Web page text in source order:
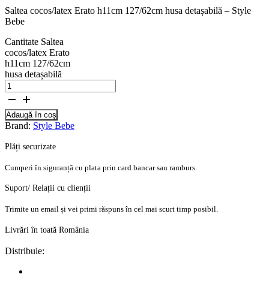
Saltea cocos/latex Erato h11cm 127/62cm husa detașabilă – Style
Bebe
Cantitate Saltea
cocos/latex Erato
h11cm 127/62cm
husa detașabilă
Adaugă în coș
Brand: Style Bebe
Plăți securizate
Cumperi în siguranță cu plata prin card bancar sau ramburs.
Suport/ Relații cu clienții
Trimite un email și vei primi răspuns în cel mai scurt timp posibil.
Livrări în toată România
Distribuie: